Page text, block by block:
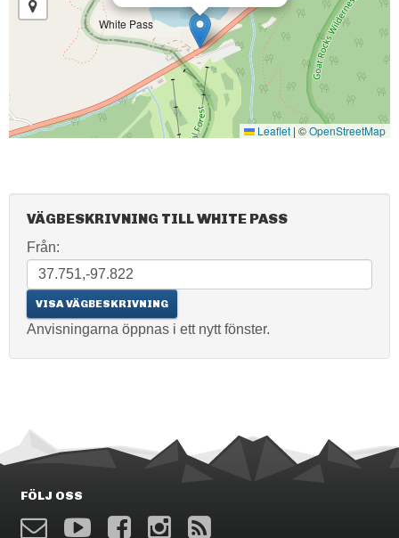
White Pass
Leaflet | ©OpenStreetMap
VÄGBESKRIVNING TILL WHITE PASS
Från:
Anvisningarna öppnas i ett nytt fönster.
FÖLJ OSS